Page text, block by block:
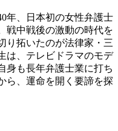
年、日本初の女性弁護士
戦中戦後の激動の時代を
り拓いたのが法律家・三
は、テレビドラマのモデ
身も長年弁護士業に打ち
ら、運命を開く要諦を探